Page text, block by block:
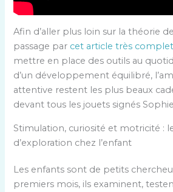
Afin d’aller plus loin sur la théorie
passage par cet article très complet
mettre en place des outils au
d’un développement équilibré,
attentive restent les plus beaux
devant tous les jouets signés
Stimulation, curiosité et motricité :
d’exploration chez l’enfant
Les enfants sont de petits
premiers mois, ils examinent,